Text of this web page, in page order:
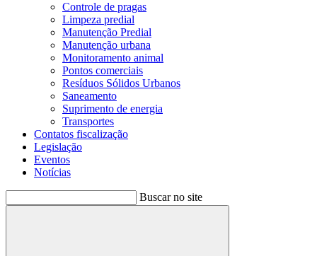
Controle de pragas
Limpeza predial
Manutenção Predial
Manutenção urbana
Monitoramento animal
Pontos comerciais
Resíduos Sólidos Urbanos
Saneamento
Suprimento de energia
Transportes
Contatos fiscalização
Legislação
Eventos
Notícias
Buscar no site